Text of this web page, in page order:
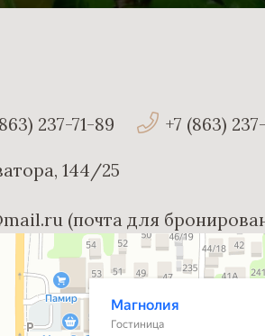
237-71-89 +7 (863)
144/25
(почта для